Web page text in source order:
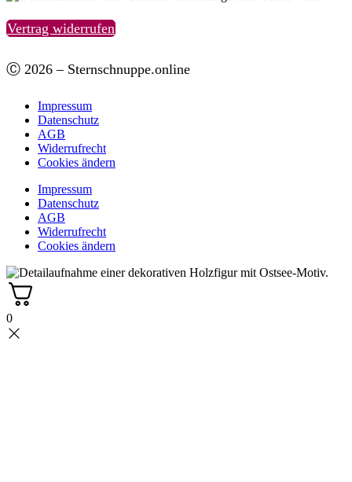
Vertrag widerrufen
Ⓒ 2026 – Sternschnuppe.online
Impressum
Datenschutz
AGB
Widerrufrecht
Cookies ändern
Impressum
Datenschutz
AGB
Widerrufrecht
Cookies ändern
0